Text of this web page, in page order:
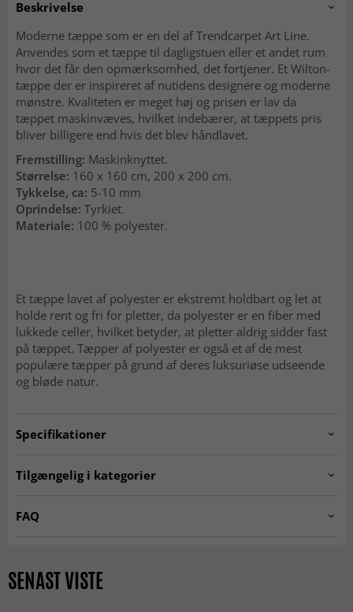
Beskrivelse
Moderne tæppe som er en del af Trendcarpet Art Line.
Anvendes som et tæppe til dagligstuen eller et andet rum
hvor det får den opmærksomhed, det fortjener. Et Wilton-
tæppe der er inspireret af nutidens designere og moderne
mønstre. Kvaliteten er meget høj og prisen er lav da
tæppet maskinvæves, hvilket indebærer, at tæppets pris
bliver billigere end hvis det blev håndlavet.
Fremstilling: Maskinknyttet.
Størrelse: 160 x 160 cm, 200 x 200 cm.
Tykkelse, ca: 5-10 mm
Oprindelse: Tyrkiet.
Materiale: 100 % polyester.
Et tæppe lavet af polyester er ekstremt holdbart og let at
holde rent og fri for pletter, da polyester er en fiber med
lukkede celler, hvilket betyder, at pletter aldrig sidder fast
på tæppet. Tæpper af polyester er også et af de mest
populære tæpper på grund af deres luksuriøse udseende
og bløde natur.
Specifikationer
Tilgængelig i kategorier
Grå tæpper
FAQ
indbydende under fødderne.
SENAST VISTE